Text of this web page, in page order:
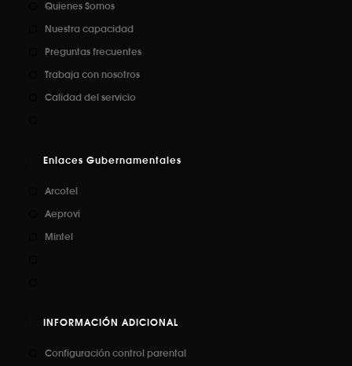
Quienes Somos
Nuestra capacidad
Preguntas frecuentes
Trabaja con nosotros
Calidad del servicio
Enlaces Gubernamentales
Arcotel
Aeprovi
Mintel
INFORMACIÓN ADICIONAL
Configuración control parental